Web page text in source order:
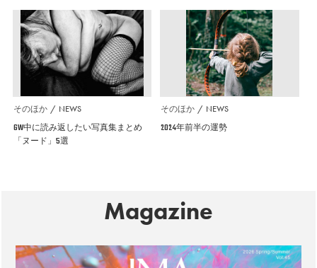
そのほか NEWS
GW中に読み返したい写真集まとめ
「ヌード」5選
そのほか NEWS
2024年前半の運勢
Magazine